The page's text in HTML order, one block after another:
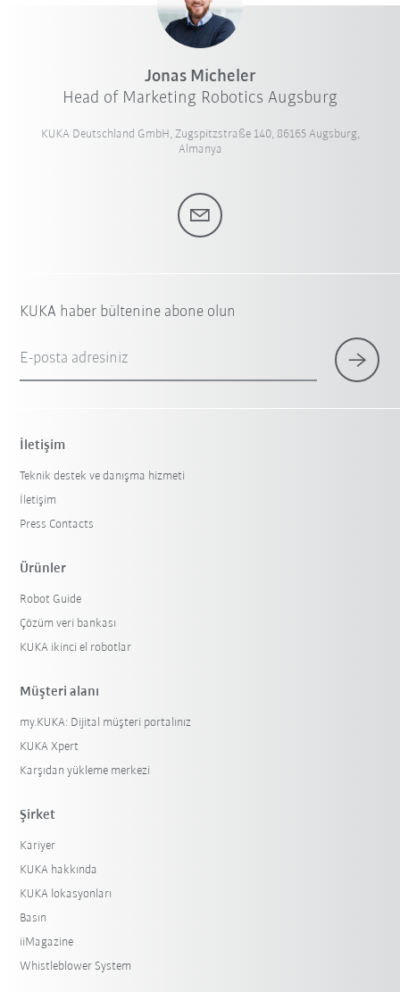
Jonas Micheler
Head of Marketing Robotics Augsburg
KUKA Deutschland GmbH, Zugspitzstraße 140, 86165 Augsburg,
Almanya
KUKA haber bültenine abone olun
E-posta adresiniz
İletişim
Teknik destek ve danışma hizmeti
İletişim
Press Contacts
Ürünler
Robot Guide
Çözüm veri bankası
KUKA ikinci el robotlar
Müşteri alanı
my.KUKA: Dijital müşteri portalınız
KUKA Xpert
Karşıdan yükleme merkezi
Şirket
Kariyer
KUKA hakkında
KUKA lokasyonları
Basın
iiMagazine
Whistleblower System